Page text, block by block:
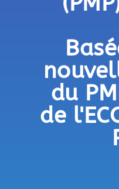
du
de